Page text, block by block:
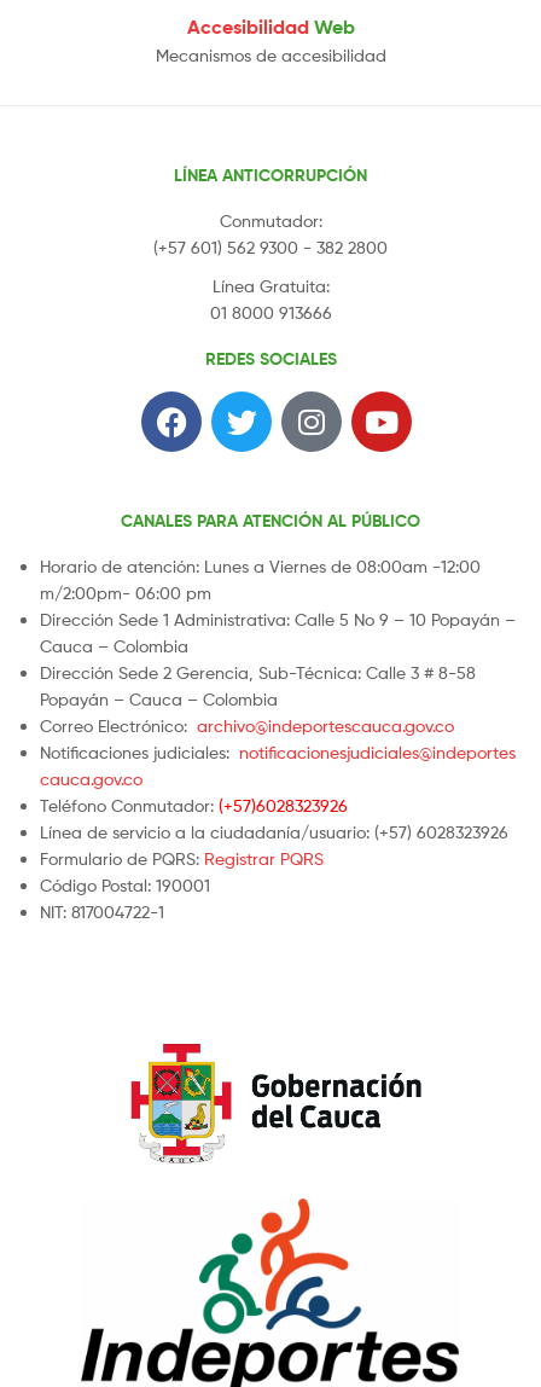
Accesibilidad Web
Mecanismos de accesibilidad
LÍNEA ANTICORRUPCIÓN
Conmutador:
(+57 601) 562 9300 - 382 2800
Línea Gratuita:
01 8000 913666
REDES SOCIALES
CANALES PARA ATENCIÓN AL PÚBLICO
Horario de atención: Lunes a Viernes de 08:00am -12:00
m/2:00pm- 06:00 pm
Dirección Sede 1 Administrativa: Calle 5 No 9 – 10 Popayán –
Cauca – Colombia
Dirección Sede 2 Gerencia, Sub-Técnica: Calle 3 # 8-58
Popayán – Cauca – Colombia
Correo Electrónico: archivo@indeportescauca.gov.co
Notificaciones judiciales: notificacionesjudiciales@indeportes
cauca.gov.co
Teléfono Conmutador: (+57)6028323926
Línea de servicio a la ciudadanía/usuario: (+57) 6028323926
Formulario de PQRS: Registrar PQRS
Código Postal: 190001
NIT: 817004722-1